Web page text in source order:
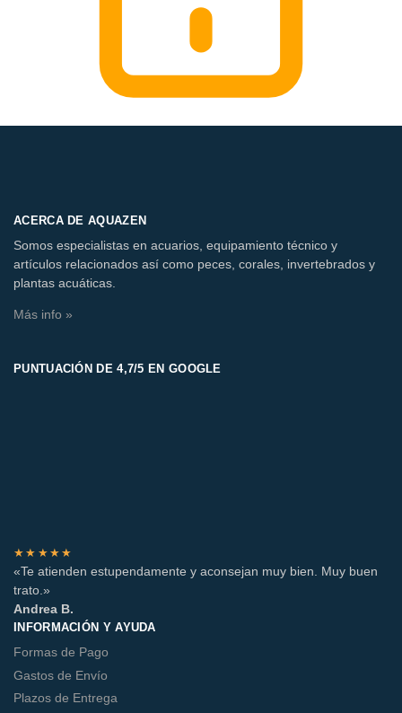
ACERCA DE AQUAZEN
Somos especialistas en acuarios, equipamiento técnico y
artículos relacionados así como peces, corales, invertebrados y
plantas acuáticas.
Más info »
PUNTUACIÓN DE 4,7/5 EN GOOGLE
★★★★★
«Te atienden estupendamente y aconsejan muy bien. Muy buen
trato.»
Andrea B.
INFORMACIÓN Y AYUDA
Formas de Pago
Gastos de Envío
Plazos de Entrega